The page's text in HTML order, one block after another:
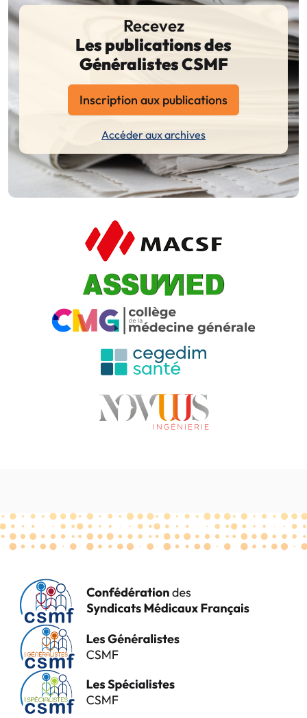
Recevez
Les publications des
Généralistes CSMF
Inscription aux publications
Accéder aux archives